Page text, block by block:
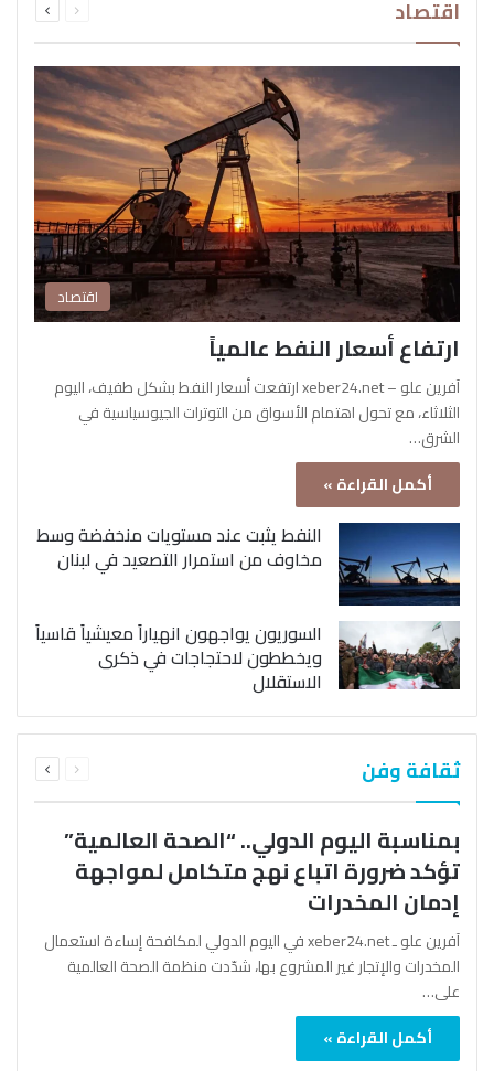
اقتصاد الصفحةالصفحة
اقتصاد
ارتفاع أسعار النفط عالمياً
آفرين علو – xeber24.net ارتفعت أسعار النفط بشكل طفيف، اليوم
الثلاثاء، مع تحول اهتمام الأسواق من التوترات الجيوسياسية في
الشرق…
أكمل القراءة »
النفط يثبت عند مستويات منخفضة وسط
مخاوف من استمرار التصعيد في لبنان
السوريون يواجهون انهياراً معيشياً قاسياً
ويخططون لاحتجاجات في ذكرى
الاستقلال
ثقافة وفن الصفحةالصفحة
بمناسبة اليوم الدولي.. “الصحة العالمية”
تؤكد ضرورة اتباع نهج متكامل لمواجهة
إدمان المخدرات
آفرين علو ـ xeber24.net في اليوم الدولي لمكافحة إساءة استعمال
المخدرات والإتجار غير المشروع بها، شدّدت منظمة الصحة العالمية
على…
أكمل القراءة »